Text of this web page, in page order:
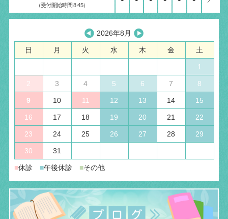
（受付開始時間 8:45）
2026年8月
日 月 火 水 木 金 土
1
2 3 4 5 6 7 8
9 10 11 12 13 14 15
16 17 18 19 20 21 22
23 24 25 26 27 28 29
30 31
■休診 ■午後休診 ■その他